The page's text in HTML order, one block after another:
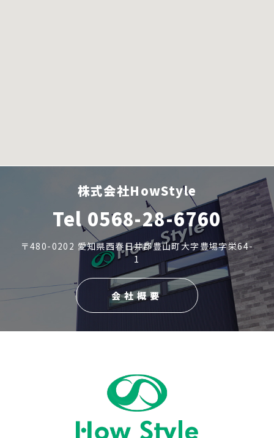
株式会社HowStyle
Tel 0568-28-6760
〒480-0202 愛知県西春日井郡豊山町大字豊場字栄64-
1
会社概要